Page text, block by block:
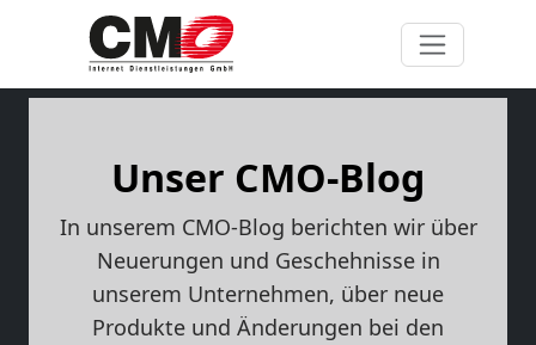
Unser CMO-Blog
In unserem CMO-Blog berichten wir über
Neuerungen und Geschehnisse in
unserem Unternehmen, über neue
Produkte und Änderungen bei den